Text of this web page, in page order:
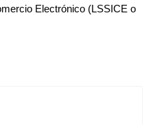
Electrónico (LSSICE o